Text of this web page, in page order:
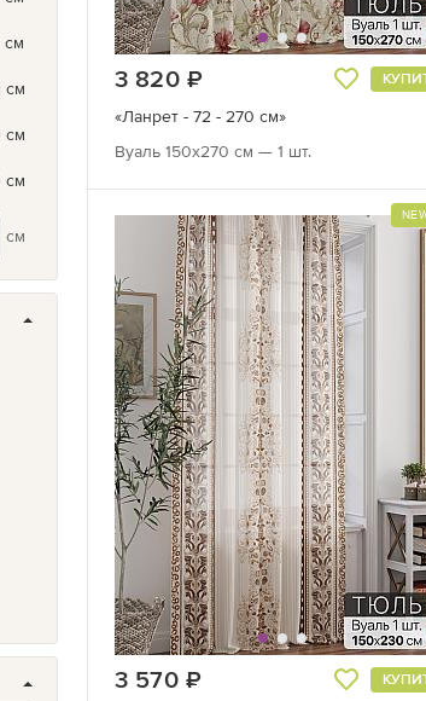
см
см
см
см
3 820
«Ланрет - 72 - 270 см»
Вуаль 150х270 см — 1 шт.
3 570